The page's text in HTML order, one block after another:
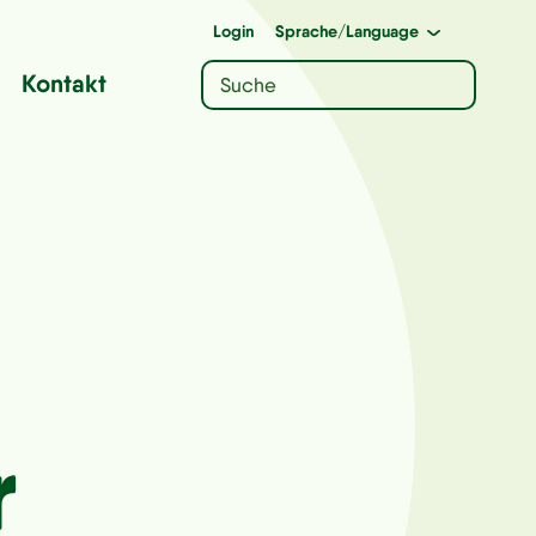
Login Sprache/Language
Kontakt